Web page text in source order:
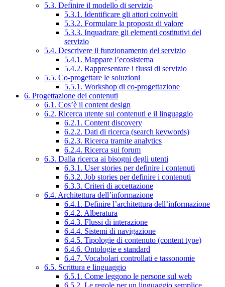
5.3. Definire il modello di servizio
5.3.1. Identificare gli attori coinvolti
5.3.2. Formulare la proposta di valore
5.3.3. Inquadrare gli elementi costitutivi del
servizio
5.4. Descrivere il funzionamento del servizio
5.4.1. Mappare l’ecosistema
5.4.2. Rappresentare i flussi di servizio
5.5. Co-progettare le soluzioni
5.5.1. Workshop di co-progettazione
6. Progettazione dei contenuti
6.1. Cos’è il content design
6.2. Ricerca utente sui contenuti e il linguaggio
6.2.1. Content discovery
6.2.2. Dati di ricerca (search keywords)
6.2.3. Ricerca tramite analytics
6.2.4. Ricerca sui forum
6.3. Dalla ricerca ai bisogni degli utenti
6.3.1. User stories per definire i contenuti
6.3.2. Job stories per definire i contenuti
6.3.3. Criteri di accettazione
6.4. Architettura dell’informazione
6.4.1. Definire l’architettura dell’informazione
6.4.2. Alberatura
6.4.3. Flussi di interazione
6.4.4. Sistemi di navigazione
6.4.5. Tipologie di contenuto (content type)
6.4.6. Ontologie e standard
6.4.7. Vocabolari controllati e tassonomie
6.5. Scrittura e linguaggio
6.5.1. Come leggono le persone sul web
6.5.2. Le regole per un linguaggio semplice